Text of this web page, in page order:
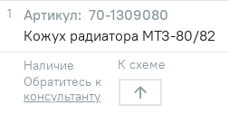
1
70-1309080
Кожух радиатора МТЗ-80/82
Наличие
Обратитесь к
консультанту
К схеме